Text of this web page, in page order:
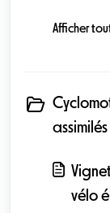
Afficher
vélo